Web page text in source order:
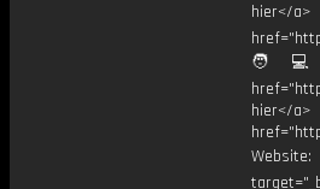
hier</
🧑💻
hier</